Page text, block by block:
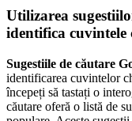
Utilizarea
identifica cuvintele
Sugestiile de căutare
identificarea cuvintelor
începeți să tastați o
căutare oferă o listă de